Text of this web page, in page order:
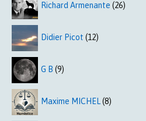
Richard Armenante (26)
Didier Picot (12)
G B (9)
Maxime MICHEL(8)